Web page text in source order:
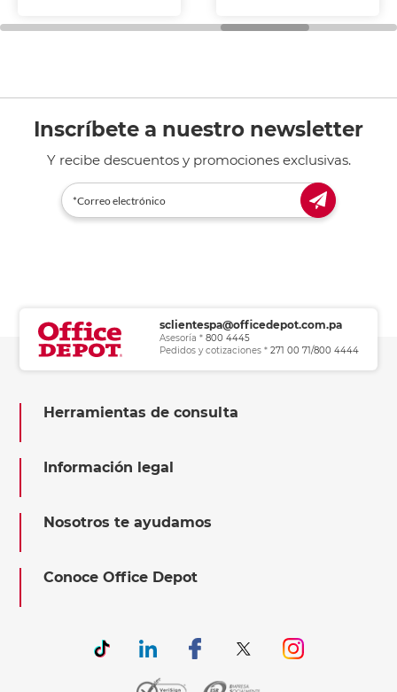
general de oficina.
Inscríbete a nuestro newsletter
Y recibe descuentos y promociones exclusivas.
sclientespa@officedepot.com.pa
Asesoría * 800 4445
Pedidos y cotizaciones * 271 00 71/800 4444
Herramientas de consulta
Información legal
Nosotros te ayudamos
Conoce Office Depot